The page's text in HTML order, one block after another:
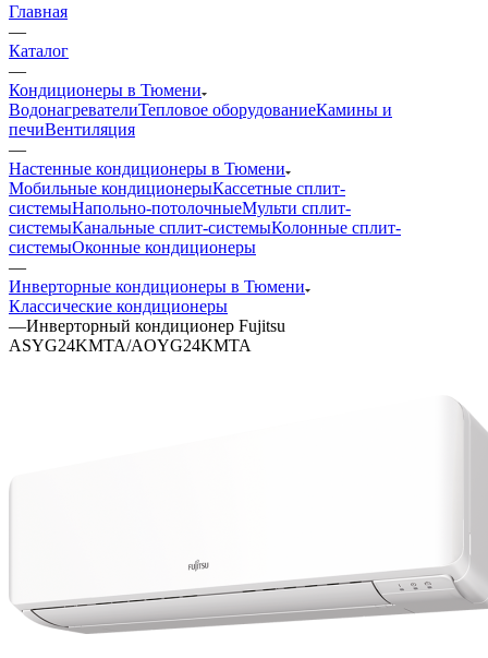
Главная
—
Каталог
—
Кондиционеры в Тюмени
ВодонагревателиТепловое оборудованиеКамины и
печиВентиляция
—
Настенные кондиционеры в Тюмени
Мобильные кондиционерыКассетные сплит-
системыНапольно-потолочныеМульти сплит-
системыКанальные сплит-системыКолонные сплит-
системыОконные кондиционеры
—
Инверторные кондиционеры в Тюмени
Классические кондиционеры
—Инверторный кондиционер Fujitsu
ASYG24KMTA/AOYG24KMTA